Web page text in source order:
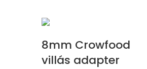
8mm Crowfood
villás adapter